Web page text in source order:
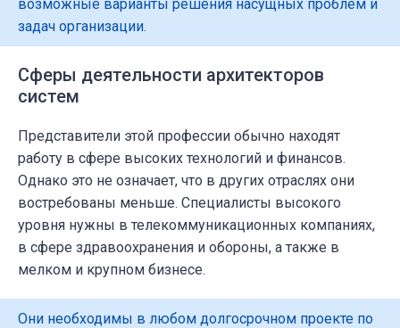
возможные варианты решения насущных проблем и
задач организации.
Сферы деятельности архитекторов
систем
Представители этой профессии обычно находят
работу в сфере высоких технологий и финансов.
Однако это не означает, что в других отраслях они
востребованы меньше. Специалисты высокого
уровня нужны в телекоммуникационных компаниях,
в сфере здравоохранения и обороны, а также в
мелком и крупном бизнесе.
Они необходимы в любом долгосрочном проекте по